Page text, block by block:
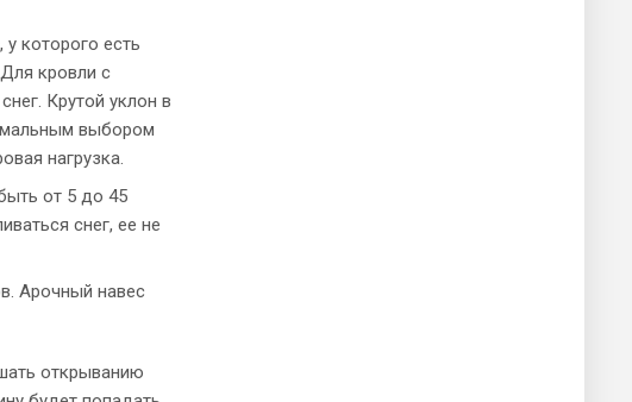
которого есть
кровли с
Крутой уклон в
выбором
нагрузка.
от 5 до 45
снег, ее не
Арочный навес
открыванию